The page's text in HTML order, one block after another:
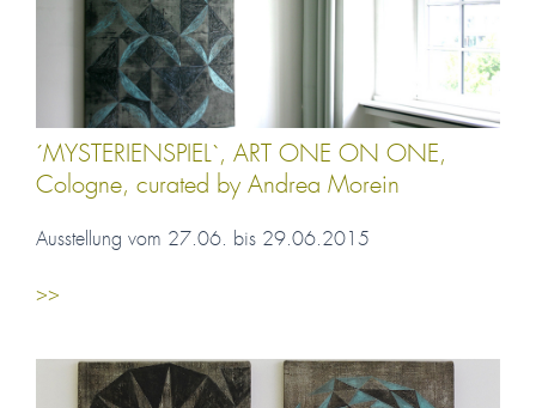
´MYSTERIENSPIEL`, ART ONE ON ONE,
Cologne, curated by Andrea Morein
Ausstellung vom 27.06. bis 29.06.2015
>>